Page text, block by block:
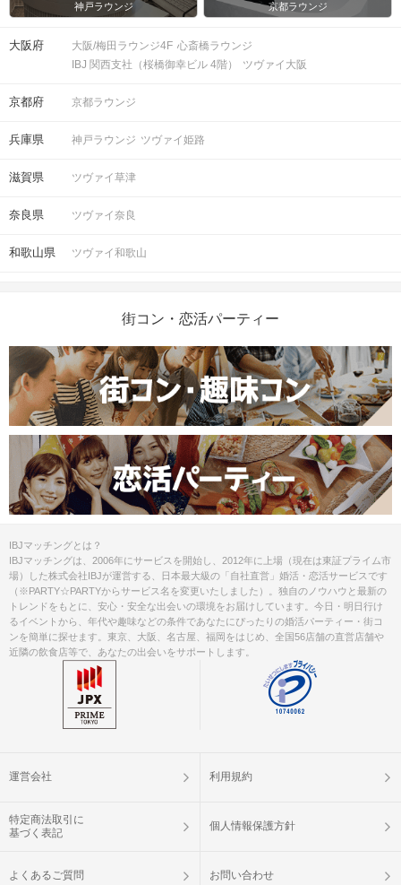
神戸ラウンジ 京都ラウンジ
大阪府 大阪/梅田ラウンジ4F 心斎橋ラウンジ
IBJ 関西支社（桜橋御幸ビル 4階）
ツヴァイ大阪
京都府 京都ラウンジ
兵庫県 神戸ラウンジ ツヴァイ姫路
滋賀県 ツヴァイ草津
奈良県 ツヴァイ奈良
和歌山県 ツヴァイ和歌山
街コン・恋活パーティー
IBJマッチングとは？
IBJマッチングは、2006年にサービスを開始し、2012年に上場（現在は東証プライム市
場）した株式会社IBJが運営する、日本最大級の「自社直営」婚活・恋活サービスです
（※PARTY☆PARTYからサービス名を変更いたしました）。独自のノウハウと最新の
トレンドをもとに、安心・安全な出会いの環境をお届けしています。今日・明日行け
るイベントから、年代や趣味などの条件であなたにぴったりの婚活パーティー・街コ
ンを簡単に探せます。東京、大阪、名古屋、福岡をはじめ、全国56店舗の直営店舗や
近隣の飲食店等で、あなたの出会いをサポートします。
運営会社 利用規約
特定商法取引に
基づく表記
個人情報保護方針
よくあるご質問 お問い合わせ